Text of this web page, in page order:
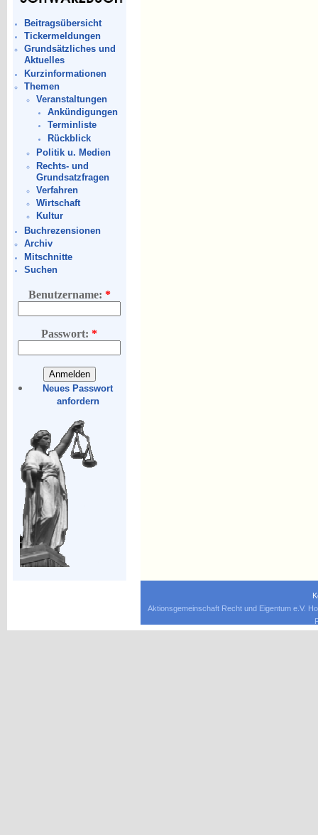
Beitragsübersicht
Tickermeldungen
Grundsätzliches und
Aktuelles
Kurzinformationen
Themen
Veranstaltungen
Ankündigungen
Terminliste
Rückblick
Politik u. Medien
Rechts- und
Grundsatzfragen
Verfahren
Wirtschaft
Kultur
Buchrezensionen
Archiv
Mitschnitte
Suchen
Benutzername: *
Passwort:*
Neues Passwort
anfordern
Aktionsgemeinschaft Recht und Eigentum e.V.